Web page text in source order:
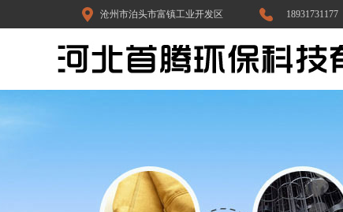
沧州市泊头市富镇工业开发区 18931731177